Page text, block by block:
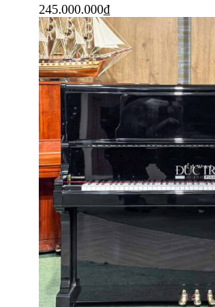
245.000.000₫